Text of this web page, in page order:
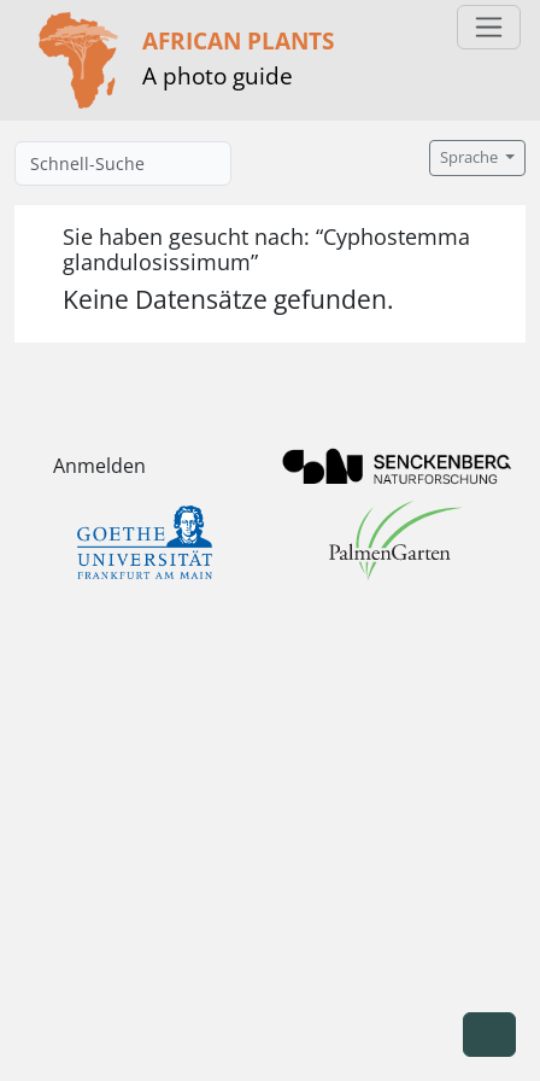
AFRICAN PLANTS
A photo guide
Sprache
Sie haben gesucht nach: “Cyphostemma
glandulosissimum”
Keine Datensätze gefunden.
Anmelden